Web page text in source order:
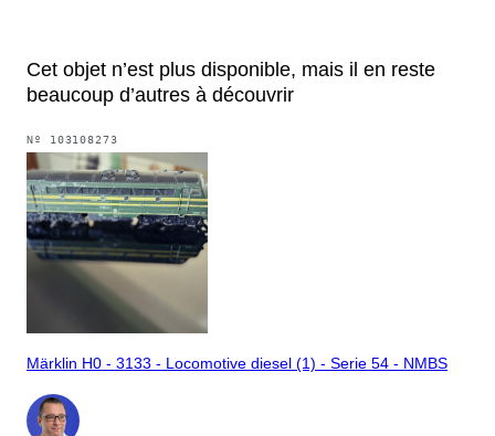
Cet objet n’est plus disponible, mais il en reste
beaucoup d’autres à découvrir
Nº 103108273
Märklin H0 - 3133 - Locomotive diesel (1) - Serie 54 - NMBS